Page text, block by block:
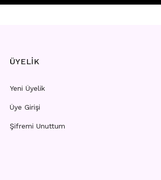
Fiyatları görebilmek içinüye girişi yapınız.
G30 - TRAGUS
ÜYELİK
Yeni Üyelik
Üye Girişi
Şifremi Unuttum